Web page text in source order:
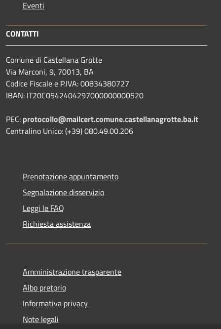
Eventi
CONTATTI
Comune di Castellana Grotte
Via Marconi, 9, 70013, BA
Codice Fiscale e P.IVA: 00834380727
IBAN: IT20C0542404297000000000520
PEC: protocollo@mailcert.comune.castellanagrotte.ba.it
Centralino Unico: (+39) 080.49.00.206
Prenotazione appuntamento
Segnalazione disservizio
Leggi le FAQ
Richiesta assistenza
Amministrazione trasparente
Albo pretorio
Informativa privacy
Note legali